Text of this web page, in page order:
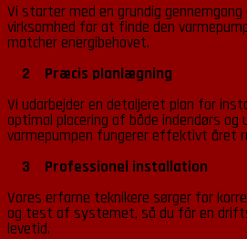
Vi starter med en grundig
virksomhed for at finde den
matcher energibehovet.
2 Præcis planlægning
Vi udarbejder en detaljeret plan for
optimal placering af både indendørs og
varmepumpen fungerer effektivt året
3 Professionel installation
Vores erfarne teknikere sørger for
og test af systemet, så du får en
levetid.